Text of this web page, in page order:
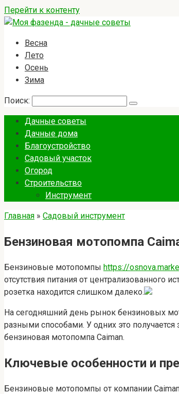
Перейти к контенту
Весна
Лето
Осень
Зима
Поиск:
Дачные советы
Дачные дома
Благоустройство
Садовый участок
Огород
Строительство
Инструмент
Главная » Садовый инструмент
Бензиновая мотопомпа
Бензиновые мотопомпы https://
отсутствия питания от централизованного
розетка находится слишком далеко.
На сегодняшний день рынок бензиновых
разными способами. У одних это
бензиновая мотопомпа Caiman.
Ключевые особенности и
Бензиновые мотопомпы от компании